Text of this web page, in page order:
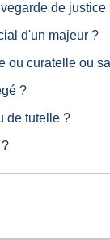
de justice
d'un majeur ?
curatelle ou
?
de tutelle ?